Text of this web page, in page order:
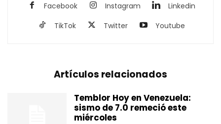
Facebook Instagram
Linkedin
TikTok
Twitter Youtube
Artículos relacionados
Temblor Hoy en Venezuela:
sismo de 7.0 remeció este
miércoles